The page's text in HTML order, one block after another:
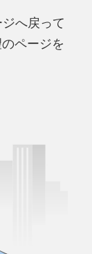
へ戻って
ページを